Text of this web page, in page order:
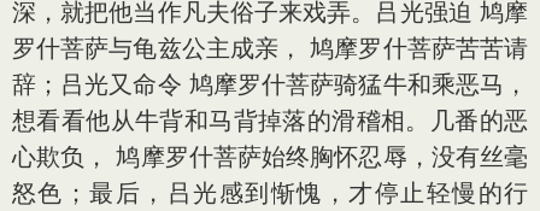
深，就把他当作凡夫俗子来戏弄。吕光强迫 鸠摩
罗什菩萨与龟兹公主成亲， 鸠摩罗什菩萨苦苦请
辞；吕光又命令 鸠摩罗什菩萨骑猛牛和乘恶马，
想看看他从牛背和马背掉落的滑稽相。几番的恶
心欺负， 鸠摩罗什菩萨始终胸怀忍辱，没有丝毫
怒色；最后，吕光感到惭愧，才停止轻慢的行